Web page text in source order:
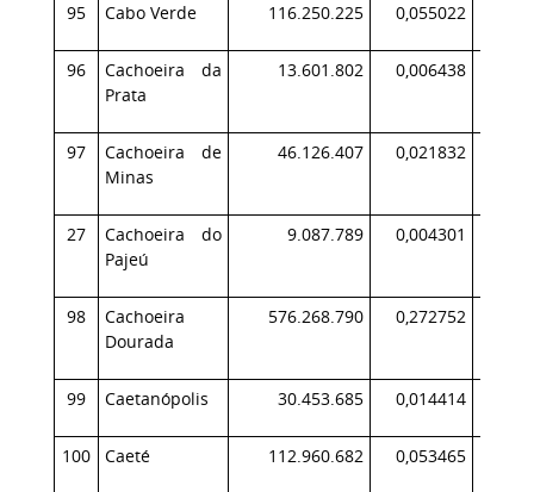
95 Cabo Verde 116.250.225 0,055022
96
Cachoeira da
Prata
13.601.802 0,006438
97
Cachoeira de
Minas
46.126.407 0,021832
27
Cachoeira do
Pajeú
9.087.789 0,004301
98
Cachoeira
Dourada
576.268.790 0,272752
99 Caetanópolis 30.453.685 0,014414
100 Caeté 112.960.682 0,053465